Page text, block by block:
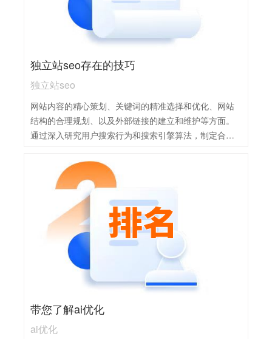
独立站seo存在的技巧
独立站seo
网站内容的精心策划、关键词的精准选择和优化、网站
结构的合理规划、以及外部链接的建立和维护等方面。
通过深入研究用户搜索行为和搜索引擎算法，制定合适
更多潜在客户。
带您了解ai优化
ai优化